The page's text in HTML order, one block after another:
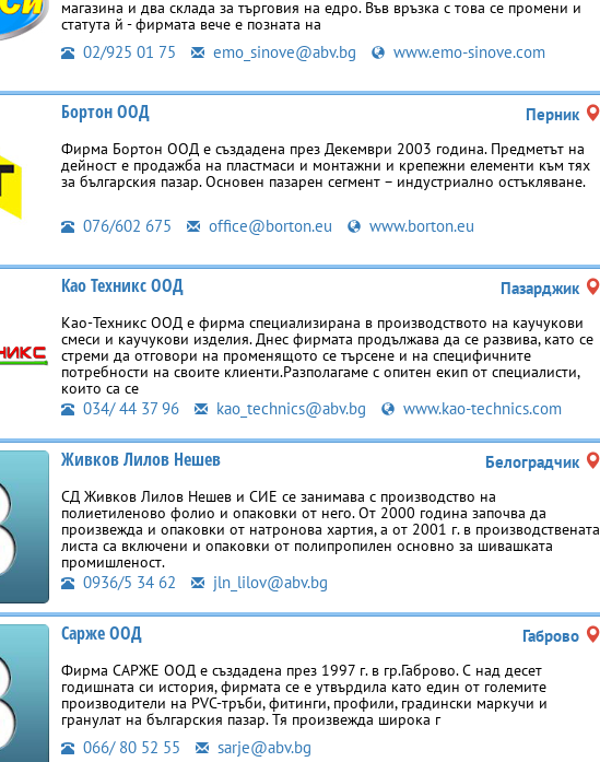
магазина и два склада за търговия на едро. Във връзка с това се промени и
статута й - фирмата вече е позната на
02/925 01 75 emo_sinove@abv.bg www.emo-sinove.com
Бортон ООД Перник
Фирма Бортон ООД е създадена през Декември 2003 година. Предметът на
дейност е продажба на пластмаси и монтажни и крепежни елементи към тях
за българския пазар. Основен пазарен сегмент – индустриално остъкляване.
076/602 675 office@borton.eu www.borton.eu
Као Техникс ООД Пазарджик
Као-Техникс ООД е фирма специализирана в производството на каучукови
смеси и каучукови изделия. Днес фирмата продължава да се развива, като се
стреми да отговори на променящото се търсене и на специфичните
потребности на своите клиенти.Разполагаме с опитен екип от специалисти,
които са се
034/ 44 37 96 kao_technics@abv.bg www.kao-technics.com
Живков Лилов Нешев Белоградчик
СД Живков Лилов Нешев и СИЕ се занимава с производство на
полиетиленово фолио и опаковки от него. От 2000 година започва да
произвежда и опаковки от натронова хартия, а от 2001 г. в производствената
листа са включени и опаковки от полипропилен основно за шивашката
промишленост.
0936/5 34 62 jln_lilov@abv.bg
Сарже ООД Габрово
Фирма САРЖЕ ООД е създадена през 1997 г. в гр.Габрово. С над десет
годишната си история, фирмата се е утвърдила като един от големите
производители на PVC-тръби, фитинги, профили, градински маркучи и
гранулат на българския пазар. Тя произвежда широка г
066/ 80 52 55 sarje@abv.bg